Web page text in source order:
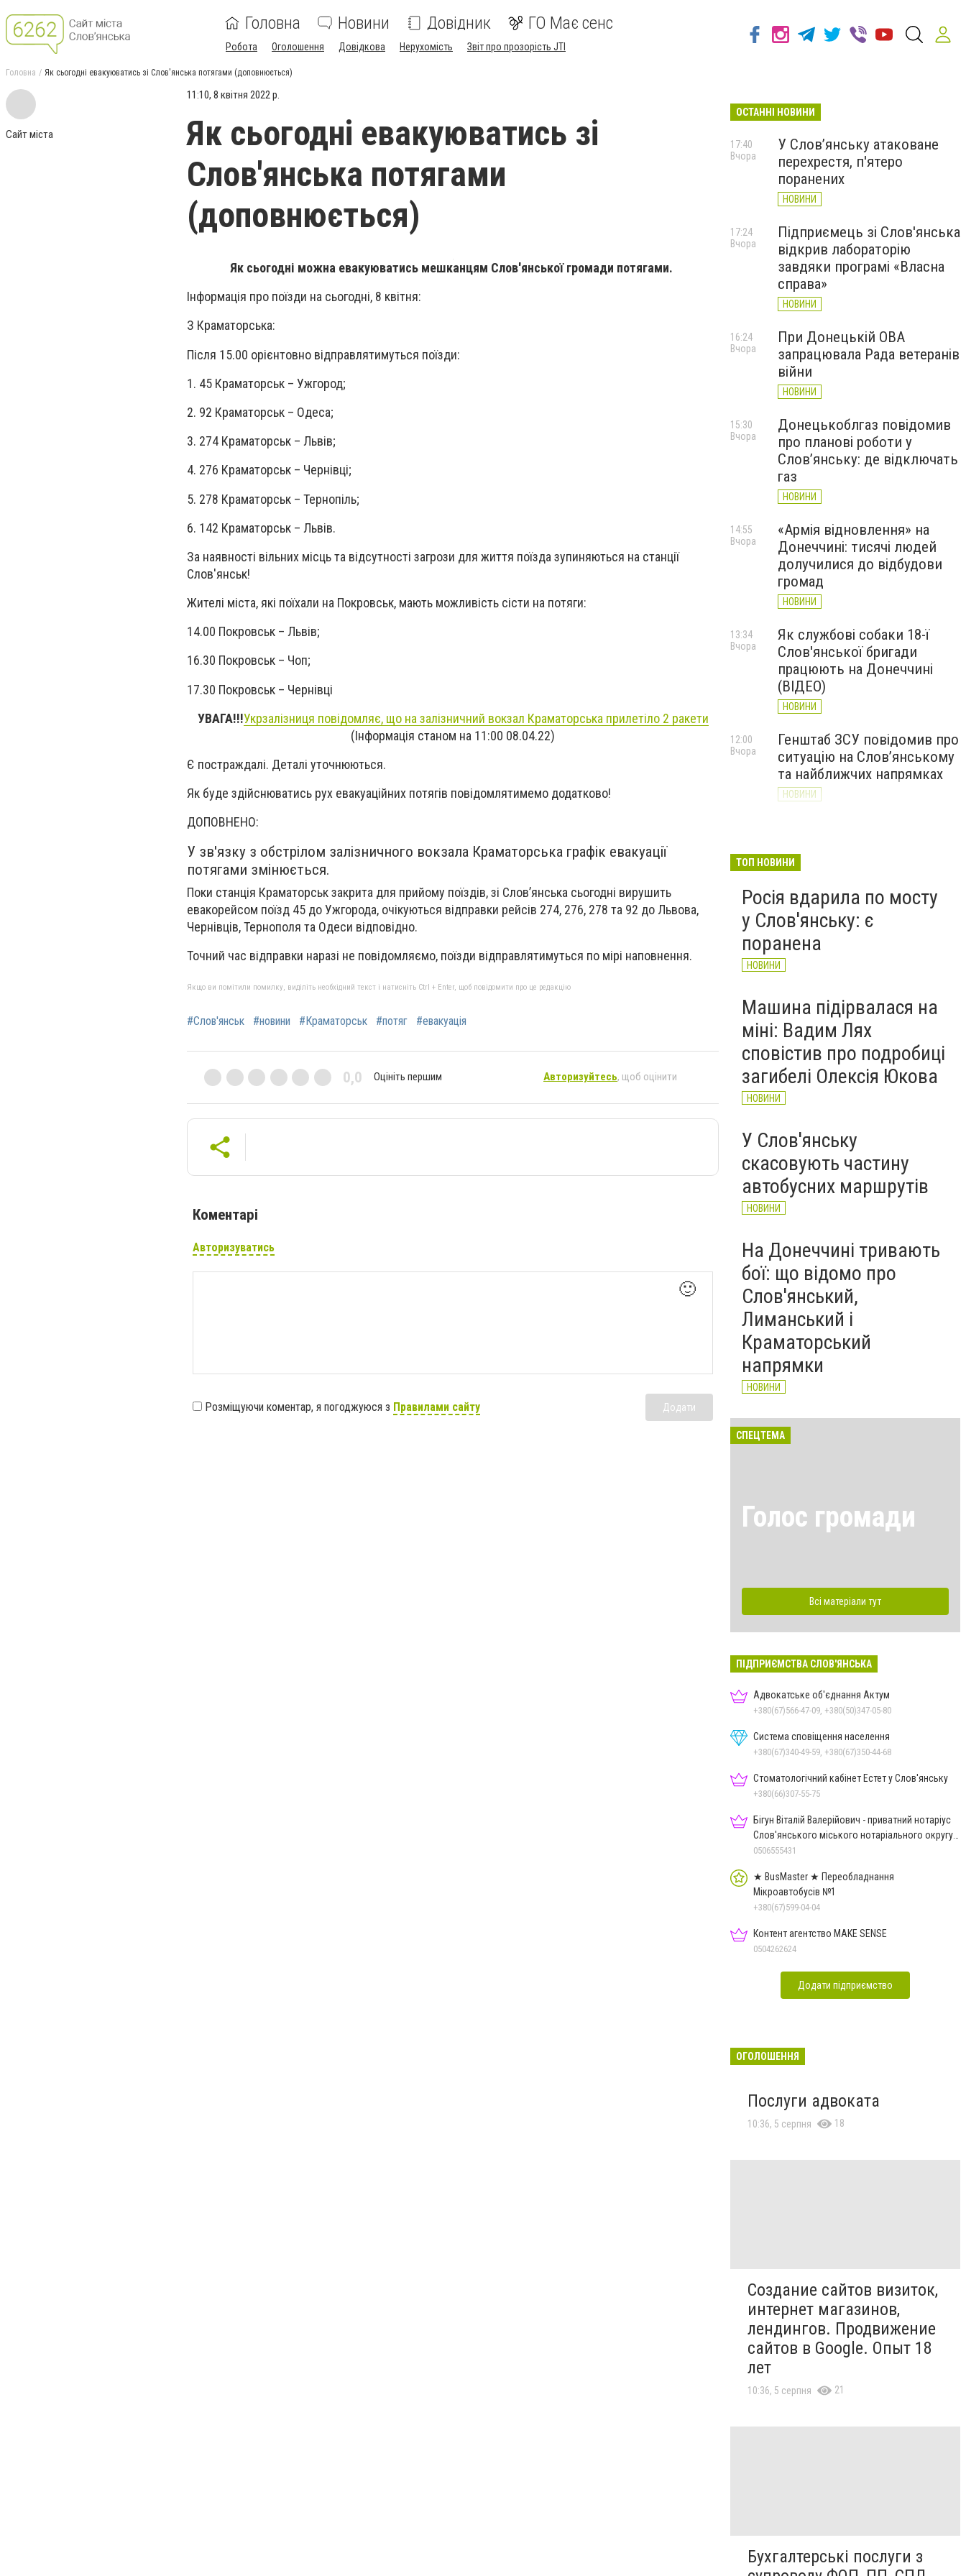
Головна Новини Довідник ГО Має сенс
Робота Оголошення Довідкова Нерухомість Звіт про прозорість JTI
Головна Як сьогодні евакуюватись зі Слов'янська потягами (доповнюється)
Сайт міста
11:10, 8 квітня 2022 р.
Як сьогодні евакуюватись зі
Слов'янська потягами
(доповнюється)
Як сьогодні можна евакуюватись мешканцям Слов'янської громади потягами.
Інформація про поїзди на сьогодні, 8 квітня:
З Краматорська:
Після 15.00 орієнтовно відправлятимуться поїзди:
1. 45 Краматорськ – Ужгород;
2. 92 Краматорськ – Одеса;
3. 274 Краматорськ – Львів;
4. 276 Краматорськ – Чернівці;
5. 278 Краматорськ – Тернопіль;
6. 142 Краматорськ – Львів.
За наявності вільних місць та відсутності загрози для життя поїзда зупиняються на станції
Слов'янськ!
Жителі міста, які поїхали на Покровськ, мають можливість сісти на потяги:
14.00 Покровськ – Львів;
16.30 Покровськ – Чоп;
17.30 Покровськ – Чернівці
УВАГА!!!Укрзалізниця повідомляє, що на залізничний вокзал Краматорська прилетіло 2 ракети
(Інформація станом на 11:00 08.04.22)
Є постраждалі. Деталі уточнюються.
Як буде здійснюватись рух евакуаційних потягів повідомлятимемо додатково!
ДОПОВНЕНО:
У зв'язку з обстрілом залізничного вокзала Краматорська графік евакуації
потягами змінюється.
Поки станція Краматорськ закрита для прийому поїздів, зі Слов’янська сьогодні вирушить
евакорейсом поїзд 45 до Ужгорода, очікуються відправки рейсів 274, 276, 278 та 92 до Львова,
Чернівців, Тернополя та Одеси відповідно.
Точний час відправки наразі не повідомляємо, поїзди відправлятимуться по мірі наповнення.
Якщо ви помітили помилку, виділіть необхідний текст і натисніть Ctrl + Enter, щоб повідомити про це редакцію
#Слов'янськ #новини #Краматорськ #потяг #евакуація
0,0 Оцініть першим Авторизуйтесь, щоб оцінити
Коментарі
Авторизуватись
🙂
Розміщуючи коментар, я погоджуюся з Правилами сайту Додати
ОСТАННІ НОВИНИ
У Слов’янську атаковане
перехрестя, п'ятеро
поранених
НОВИНИ
17:40
Вчора
Підприємець зі Слов'янська
відкрив лабораторію
завдяки програмі «Власна
справа»
НОВИНИ
17:24
Вчора
При Донецькій ОВА
запрацювала Рада ветеранів
війни
НОВИНИ
16:24
Вчора
Донецькоблгаз повідомив
про планові роботи у
Слов’янську: де відключать
газ
НОВИНИ
15:30
Вчора
«Армія відновлення» на
Донеччині: тисячі людей
долучилися до відбудови
громад
НОВИНИ
14:55
Вчора
Як службові собаки 18-ї
Слов'янської бригади
працюють на Донеччині
(ВІДЕО)
НОВИНИ
13:34
Вчора
Генштаб ЗСУ повідомив про
ситуацію на Слов’янському
та найближчих напрямках
НОВИНИ
12:00
Вчора
великої війни: 7 серпня
ТОП НОВИНИ
Росія вдарила по мосту
у Слов'янську: є
поранена
НОВИНИ
Машина підірвалася на
міні: Вадим Лях
сповістив про подробиці
загибелі Олексія Юкова
НОВИНИ
У Слов'янську
скасовують частину
автобусних маршрутів
НОВИНИ
На Донеччині тривають
бої: що відомо про
Слов'янський,
Лиманський і
Краматорський
напрямки
НОВИНИ
СПЕЦТЕМА
Голос громади
Всі матеріали тут
ПІДПРИЄМСТВА СЛОВ'ЯНСЬКА
Адвокатське об'єднання Актум
+380(67)566-47-09, +380(50)347-05-80
Система сповіщення населення
+380(67)340-49-59, +380(67)350-44-68
Стоматологічний кабінет Естет у Слов'янську
+380(66)307-55-75
Бігун Віталій Валерійович - приватний нотаріус
Слов'янського міського нотаріального округу
Дон.обл.
0506555431
★ BusMaster ★ Переобладнання
Мікроавтобусів №1
+380(67)599-04-04
Контент агентство MAKE SENSE
0504262624
Додати підприємство
ОГОЛОШЕННЯ
Послуги адвоката
10:36, 5 серпня 18
Создание сайтов визиток,
интернет магазинов,
лендингов. Продвижение
сайтов в Google. Опыт 18
лет
10:36, 5 серпня 21
Бухгалтерські послуги з